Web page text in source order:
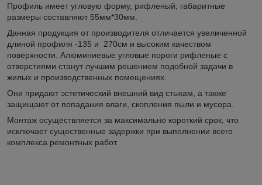
Профиль имеет угловую форму, рифленый, габаритные
размеры составляют 55мм*30мм.
Данная продукция от производителя отличается увеличенной
длиной профиля -135 и 270см и высоким качеством
поверхности. Алюминиевые угловые пороги рифленые с
отверстиями станут лучшим решением подобной задачи в
жилых и производственных помещениях.
Они придают эстетический внешний вид стыкам, а также
защищают от попадания влаги, скопления пыли и мусора.
Монтаж осуществляется за максимально короткий срок, что
исключает существенные задержки при выполнении всего
комплекса ремонтных работ.